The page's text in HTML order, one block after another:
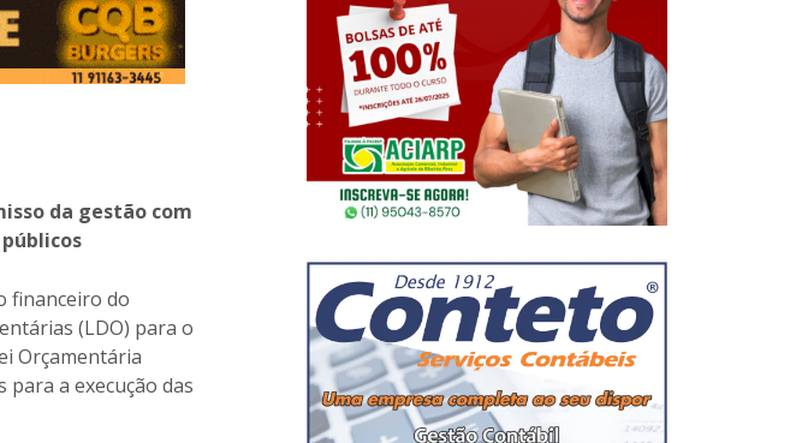
da gestão com
financeiro do
(LDO) para o
Orçamentária
a execução das